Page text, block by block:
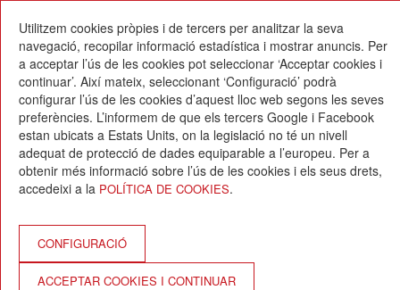
04/07/2017
Escola Betània-Patmos
C. Montevideo, 13
08034 Barcelona
Arquitectura i disseny:
www.pixtin.es
Utilitzem cookies pròpies i de tercers per analitzar la seva
navegació, recopilar informació estadística i mostrar anuncis. Per
a acceptar l’ús de les cookies pot seleccionar ‘Acceptar cookies i
continuar’. Així mateix, seleccionant ‘Configuració’ podrà
configurar l’ús de les cookies d’aquest lloc web segons les seves
preferències. L’informem de que els tercers Google i Facebook
estan ubicats a Estats Units, on la legislació no té un nivell
adequat de protecció de dades equiparable a l’europeu. Per a
obtenir més informació sobre l’ús de les cookies i els seus drets,
accedeixi a la POLÍTICA DE COOKIES.
CONFIGURACIÓ
ACCEPTAR COOKIES I CONTINUAR